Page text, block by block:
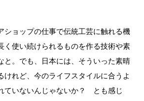
ショップの仕事で伝統工芸に触れる機
く使い続けられるものを作る技術や素
と。でも、日本には、そういった素晴
けれど、今のライフスタイルに合うよ
ていないんじゃないか？ とも感じ